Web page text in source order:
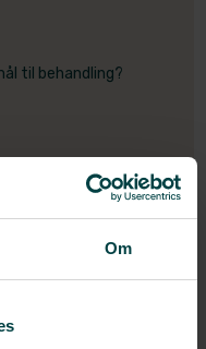
Om
til behandling?
senest dagen før